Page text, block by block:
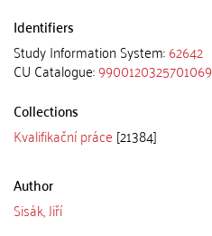
Identifiers
Study Information System:62642
CU Catalogue:
Collections
Kvalifikační práce [21384]
Author
Sisák, Jiří